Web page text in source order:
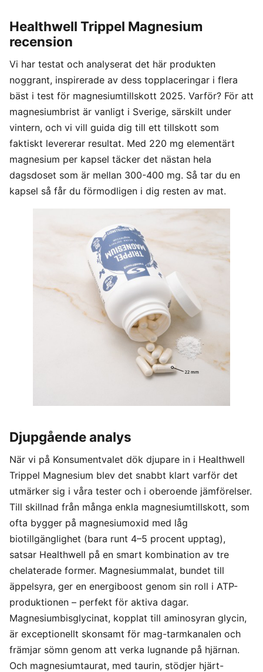
Healthwell Trippel Magnesium
recension
Vi har testat och analyserat det här produkten
noggrant, inspirerade av dess topplaceringar i flera
bäst i test för magnesiumtillskott 2025. Varför? För att
magnesiumbrist är vanligt i Sverige, särskilt under
vintern, och vi vill guida dig till ett tillskott som
faktiskt levererar resultat. Med 220 mg elementärt
magnesium per kapsel täcker det nästan hela
dagsdoset som är mellan 300-400 mg. Så tar du en
kapsel så får du förmodligen i dig resten av mat.
Djupgående analys
När vi på Konsumentvalet dök djupare in i Healthwell
Trippel Magnesium blev det snabbt klart varför det
utmärker sig i våra tester och i oberoende jämförelser.
Till skillnad från många enkla magnesiumtillskott, som
ofta bygger på magnesiumoxid med låg
biotillgänglighet (bara runt 4–5 procent upptag),
satsar Healthwell på en smart kombination av tre
chelaterade former. Magnesiummalat, bundet till
äppelsyra, ger en energiboost genom sin roll i ATP-
produktionen – perfekt för aktiva dagar.
Magnesiumbisglycinat, kopplat till aminosyran glycin,
är exceptionellt skonsamt för mag-tarmkanalen och
främjar sömn genom att verka lugnande på hjärnan.
Och magnesiumtaurat, med taurin, stödjer hjärt-